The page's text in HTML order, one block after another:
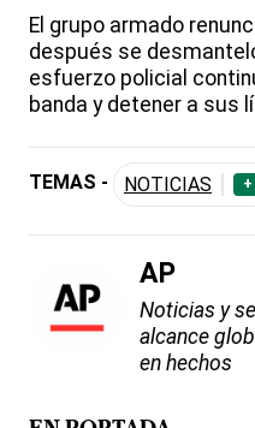
El grupo armado
después se
esfuerzo policial
banda y detener a sus
TEMAS - NOTICIAS +
AP
Noticias y
alcance
en hechos